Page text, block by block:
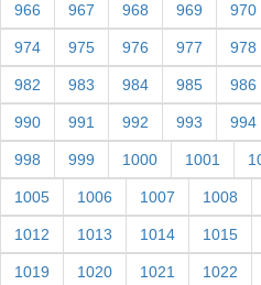
966 967 968 969 970
974 975 976 977 978
982 983 984 985 986
990 991 992 993 994
998 999 1000 1001
1005 1006 1007 1008
1012 1013 1014 1015
1019 1020 1021 1022